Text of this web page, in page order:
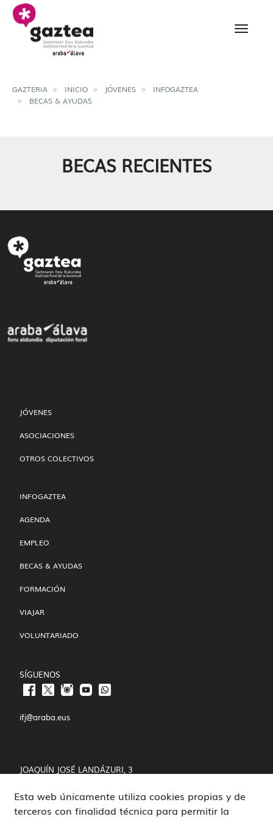
Saltar al contenido principal
Detalle de Becas y
GAZTERIA INICIO JÓVENES
INFOGAZTEA
BECAS & AYUDAS
BECAS RECIENTES
JÓVENES
ASOCIACIONES
OTROS COLECTIVOS
INFOGAZTEA
AGENDA
EMPLEO
BECAS & AYUDAS
FORMACIÓN
VIAJAR
VOLUNTARIADO
SÍGUENOS
ifj@araba.eus
JOAQUÍN JOSÉ LANDÁZURI, 3
01008 VITORIA-GASTEIZ
Esta web únicamente utiliza cookies propias y de
terceros con finalidad técnica para permitir la